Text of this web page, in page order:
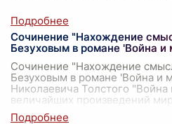
Сочинение "Нахождение
Безуховым в романе 'Война и
Сочинение "Нахождение
Безуховым в романе 'Война и
Николаевича Толстого
величайших произведений